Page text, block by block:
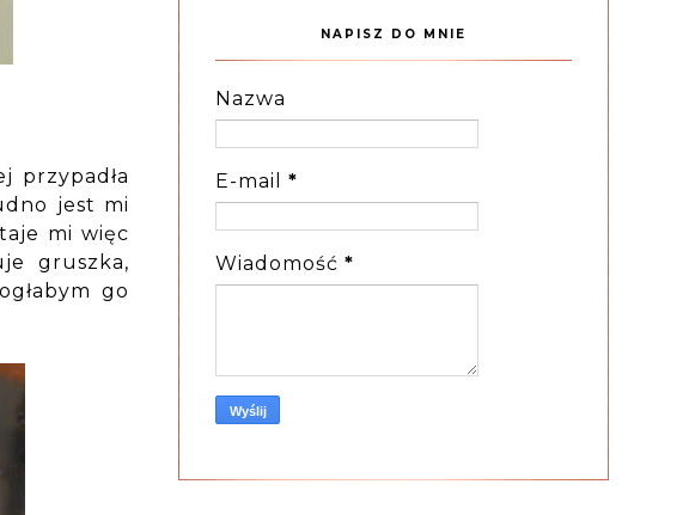
przypadła
jest mi
mi więc
gruszka,
go
NAPISZ DO MNIE
Nazwa
E-mail *
Wiadomość *